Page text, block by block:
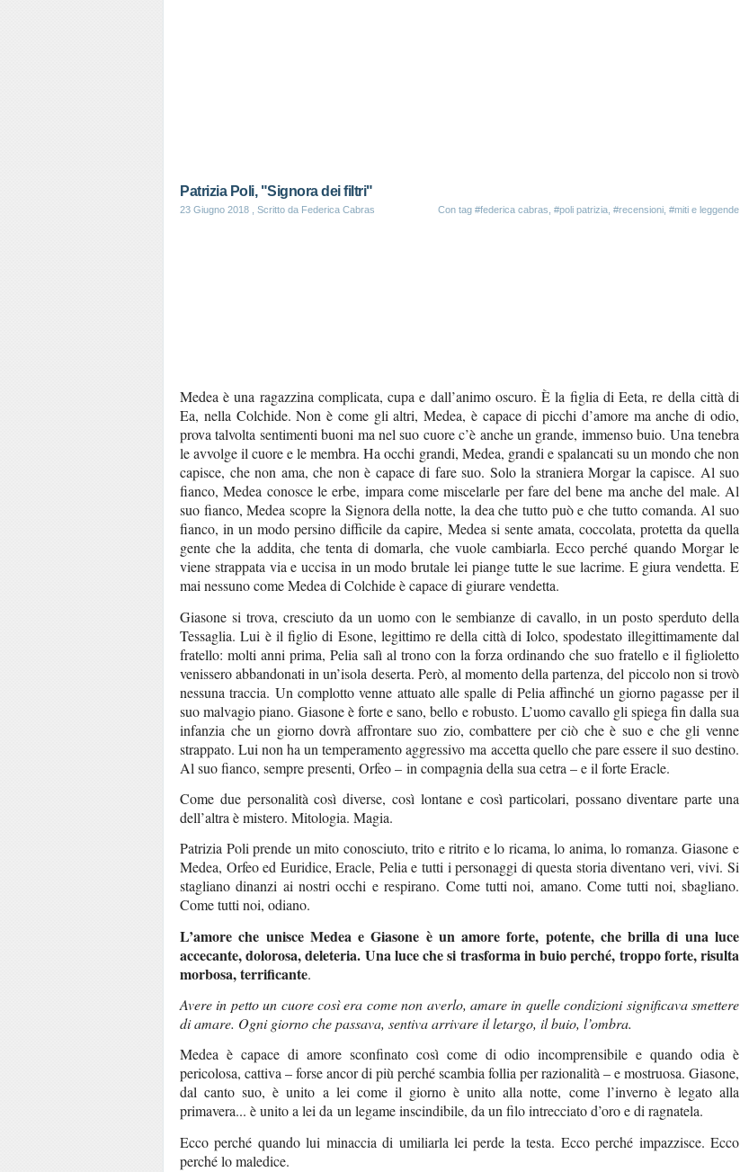
Patrizia Poli, "Signora dei filtri"
23 Giugno 2018 , Scritto da Federica Cabras Con tag #federica cabras #poli patrizia #recensioni #miti e leggende
Medea è una ragazzina complicata, cupa e dall’animo oscuro. È la figlia di Eeta, re della città di
Ea, nella Colchide. Non è come gli altri, Medea, è capace di picchi d’amore ma anche di odio,
prova talvolta sentimenti buoni ma nel suo cuore c’è anche un grande, immenso buio. Una tenebra
le avvolge il cuore e le membra. Ha occhi grandi, Medea, grandi e spalancati su un mondo che non
capisce, che non ama, che non è capace di fare suo. Solo la straniera Morgar la capisce. Al suo
fianco, Medea conosce le erbe, impara come miscelarle per fare del bene ma anche del male. Al
suo fianco, Medea scopre la Signora della notte, la dea che tutto può e che tutto comanda. Al suo
fianco, in un modo persino difficile da capire, Medea si sente amata, coccolata, protetta da quella
gente che la addita, che tenta di domarla, che vuole cambiarla. Ecco perché quando Morgar le
viene strappata via e uccisa in un modo brutale lei piange tutte le sue lacrime. E giura vendetta. E
mai nessuno come Medea di Colchide è capace di giurare vendetta.
Giasone si trova, cresciuto da un uomo con le sembianze di cavallo, in un posto sperduto della
Tessaglia. Lui è il figlio di Esone, legittimo re della città di Iolco, spodestato illegittimamente dal
fratello: molti anni prima, Pelia salì al trono con la forza ordinando che suo fratello e il figlioletto
venissero abbandonati in un’isola deserta. Però, al momento della partenza, del piccolo non si trovò
nessuna traccia. Un complotto venne attuato alle spalle di Pelia affinché un giorno pagasse per il
suo malvagio piano. Giasone è forte e sano, bello e robusto. L’uomo cavallo gli spiega fin dalla sua
infanzia che un giorno dovrà affrontare suo zio, combattere per ciò che è suo e che gli venne
strappato. Lui non ha un temperamento aggressivo ma accetta quello che pare essere il suo destino.
Al suo fianco, sempre presenti, Orfeo – in compagnia della sua cetra – e il forte Eracle.
Come due personalità così diverse, così lontane e così particolari, possano diventare parte una
dell’altra è mistero. Mitologia. Magia.
Patrizia Poli prende un mito conosciuto, trito e ritrito e lo ricama, lo anima, lo romanza. Giasone e
Medea, Orfeo ed Euridice, Eracle, Pelia e tutti i personaggi di questa storia diventano veri, vivi. Si
stagliano dinanzi ai nostri occhi e respirano. Come tutti noi, amano. Come tutti noi, sbagliano.
Come tutti noi, odiano.
L’amore che unisce Medea e Giasone è un amore forte, potente, che brilla di una luce
accecante, dolorosa, deleteria. Una luce che si trasforma in buio perché, troppo forte, risulta
morbosa, terrificante.
Avere in petto un cuore così era come non averlo, amare in quelle condizioni significava smettere
di amare. Ogni giorno che passava, sentiva arrivare il letargo, il buio, l’ombra.
Medea è capace di amore sconfinato così come di odio incomprensibile e quando odia è
pericolosa, cattiva – forse ancor di più perché scambia follia per razionalità – e mostruosa. Giasone,
dal canto suo, è unito a lei come il giorno è unito alla notte, come l’inverno è legato alla
primavera... è unito a lei da un legame inscindibile, da un filo intrecciato d’oro e di ragnatela.
Ecco perché quando lui minaccia di umiliarla lei perde la testa. Ecco perché impazzisce. Ecco
perché lo maledice.